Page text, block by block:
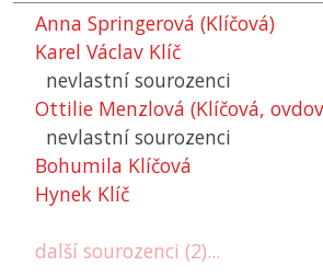
Anna Springerová (Klíčová)
Karel Václav Klíč
nevlastní sourozenci
Ottilie Menzlová (Klíčová,
nevlastní sourozenci
Bohumila Klíčová
Hynek Klíč
další sourozenci (2)...